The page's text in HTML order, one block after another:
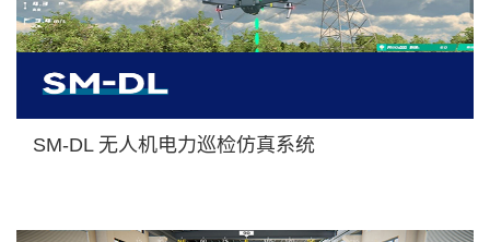
SM-DL 无人机电力巡检仿真系统